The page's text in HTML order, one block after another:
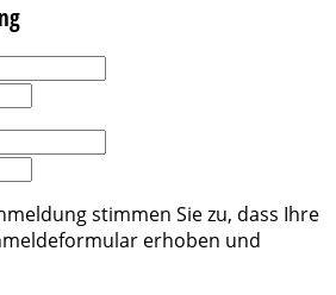
stimmen Sie zu, dass Ihre
erhoben und